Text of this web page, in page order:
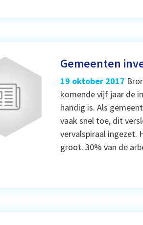
Gemeenten
19 oktober 2017
komende vijf jaar de
handig is. Als
vaak snel toe, dit
vervalspiraal ingezet.
groot. 30% van de